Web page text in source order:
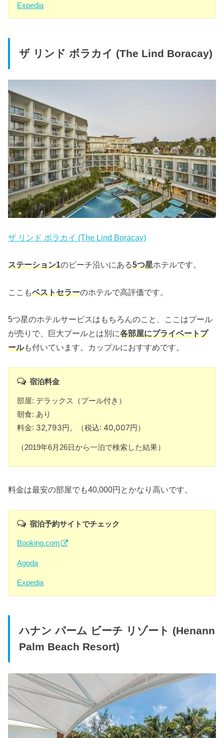
Expedia
ザ リンド ボラカイ (The Lind Boracay)
ザ リンド ボラカイ (The Lind Boracay)
ステーション1のビーチ沿いにある5つ星ホテルです。
ここもベストセラーのホテルで高評価です。
5つ星のホテルサービスはもちろんのこと、ここはプール
が売りで、巨大プールとは別に各部屋にプライベートプ
ールも付いています。カップルにおすすめです。
宿泊料金
部屋: デラックス（プール付き）
朝食: あり
料金: 32,793円。（税込: 40,007円）
（2019年6月26日から一泊で検索した結果）
料金は最安の部屋でも40,000円とかなり高いです。
宿泊予約サイトでチェック
Booking.com
Agoda
Expedia
ハナン パーム ビーチ リゾート (Henann
Palm Beach Resort)